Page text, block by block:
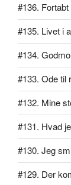
#136. Fortabt
#135. Livet i
#134.
#133. Ode til
#132. Mine
#131. Hvad
#130. Jeg
#129. Der